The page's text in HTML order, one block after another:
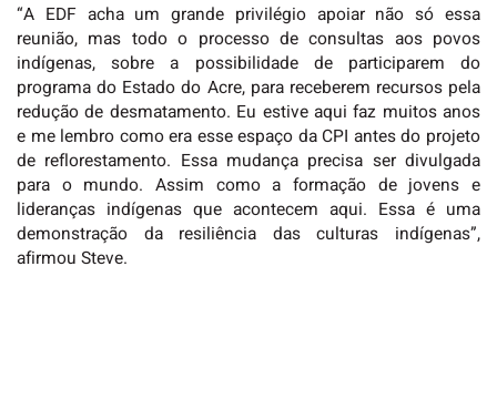
“A EDF acha um grande privilégio apoiar não só essa
reunião, mas todo o processo de consultas aos povos
indígenas, sobre a possibilidade de participarem do
programa do Estado do Acre, para receberem recursos pela
redução de desmatamento. Eu estive aqui faz muitos anos
e me lembro como era esse espaço da CPI antes do projeto
de reflorestamento. Essa mudança precisa ser divulgada
para o mundo. Assim como a formação de jovens e
lideranças indígenas que acontecem aqui. Essa é uma
demonstração da resiliência das culturas indígenas”,
afirmou Steve.